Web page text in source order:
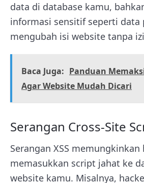
data di database kamu,
informasi sensitif seperti data
mengubah isi website tanpa
Baca Juga: Panduan
Agar Website Mudah Dicari
Serangan Cross-Site
Serangan XSS memungkinkan
memasukkan script jahat ke
website kamu. Misalnya,